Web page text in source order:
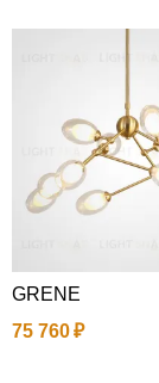
GRENE
75 760